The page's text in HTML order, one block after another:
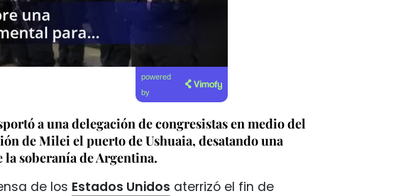
powered
by
a una delegación de congresistas en medio del
de Milei el puerto de Ushuaia, desatando una
soberanía de Argentina.
de los Estados Unidos aterrizó el fin de